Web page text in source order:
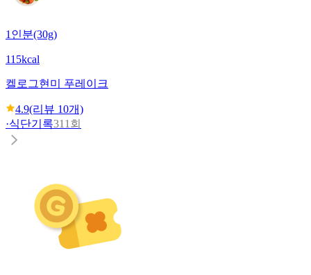
1인분(30g)
115kcal
켈로그현미 푸레이크
4.9(리뷰 10개)
·식단기록311회